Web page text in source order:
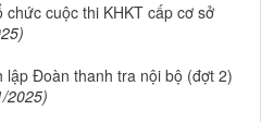
cuộc thi KHKT cấp cơ sở
lập Đoàn thanh tra nội bộ (đợt 2)
2025)